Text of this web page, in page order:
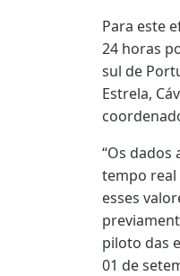
Para este
24 horas
sul de
Estrela,
“Os
tempo
esses
piloto das
01 de